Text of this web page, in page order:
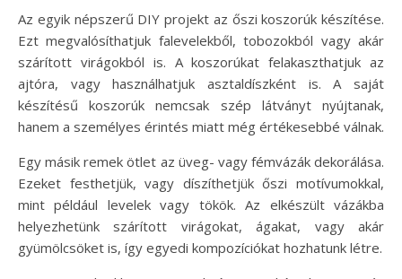
Az egyik népszerű DIY projekt az őszi koszorúk készítése.
Ezt megvalósíthatjuk falevelekből, tobozokból vagy akár
szárított virágokból is. A koszorúkat felakaszthatjuk az
ajtóra, vagy használhatjuk asztaldíszként is. A saját
készítésű koszorúk nemcsak szép látványt nyújtanak,
hanem a személyes érintés miatt még értékesebbé válnak.
Egy másik remek ötlet az üveg- vagy fémvázák dekorálása.
Ezeket festhetjük, vagy díszíthetjük őszi motívumokkal,
mint például levelek vagy tökök. Az elkészült vázákba
helyezhetünk szárított virágokat, ágakat, vagy akár
gyümölcsöket is, így egyedi kompozíciókat hozhatunk létre.